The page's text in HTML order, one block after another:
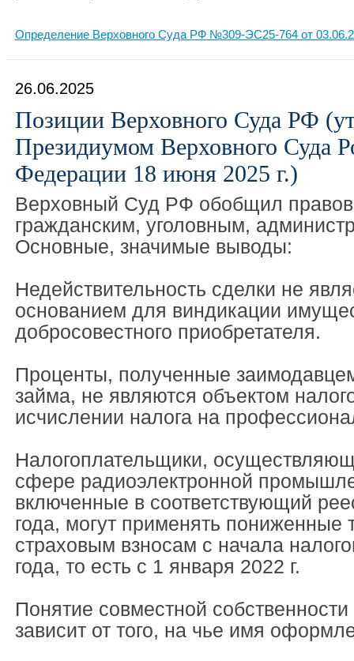
Определение Верховного Суда РФ №309-ЭС25-764 от
26.06.2025
Позиции Верховного Суда РФ
Президиумом Верховного Суда
Федерации 18 июня 2025 г.)
Верховный Суд РФ обобщил
гражданским, уголовным,
Основные, значимые выводы:
Недействительность сделки не
основанием для виндикации
добросовестного приобретателя.
Проценты, полученные
займа, не являются объектом
исчислении налога на
Налогоплательщики,
сфере радиоэлектронной
включенные в соответствующий
года, могут применять
страховым взносам с начала
года, то есть с 1 января 2022 г.
Понятие совместной собственности
зависит от того, на чье имя